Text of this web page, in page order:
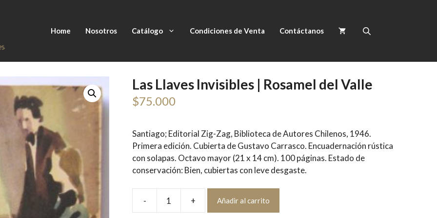
Home Nosotros Catálogo Condiciones de Venta Contáctanos
Las Llaves Invisibles | Rosamel del Valle
$75.000
Santiago; Editorial Zig-Zag, Biblioteca de Autores Chilenos, 1946.
Primera edición. Cubierta de Gustavo Carrasco. Encuadernación rústica
con solapas. Octavo mayor (21 x 14 cm). 100 páginas. Estado de
conservación: Bien, cubiertas con leve desgaste.
- + Añadir al carrito